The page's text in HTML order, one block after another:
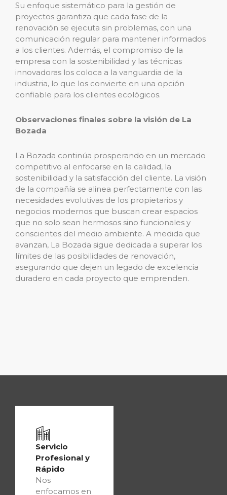
Su enfoque sistemático para la gestión de
proyectos garantiza que cada fase de la
renovación se ejecuta sin problemas, con una
comunicación regular para mantener informados
a los clientes. Además, el compromiso de la
empresa con la sostenibilidad y las técnicas
innovadoras los coloca a la vanguardia de la
industria, lo que los convierte en una opción
confiable para los clientes ecológicos.
Observaciones finales sobre la visión de La
Bozada
La Bozada continúa prosperando en un mercado
competitivo al enfocarse en la calidad, la
sostenibilidad y la satisfacción del cliente. La visión
de la compañía se alinea perfectamente con las
necesidades evolutivas de los propietarios y
negocios modernos que buscan crear espacios
que no solo sean hermosos sino funcionales y
conscientes del medio ambiente. A medida que
avanzan, La Bozada sigue dedicada a superar los
límites de las posibilidades de renovación,
asegurando que dejen un legado de excelencia
duradero en cada proyecto que emprenden.
Servicio
Profesional y
Rápido
Nos
enfocamos en